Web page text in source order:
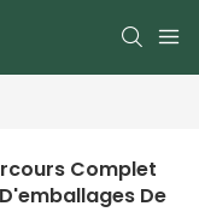
Complet
De